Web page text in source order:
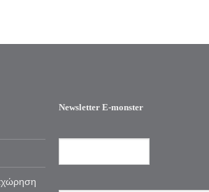
Newsletter E-monster